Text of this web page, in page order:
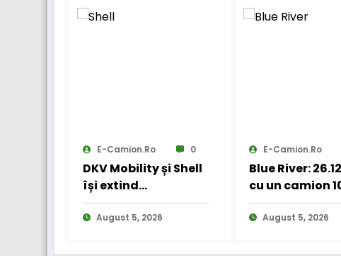
E-Camion.ro 0
DKV Mobility și Shell
își extind
parteneriatul
european
August 5, 2026
E-Camion.ro
Blue River:
cu un camion
electric în
internațional
August 5, 2026